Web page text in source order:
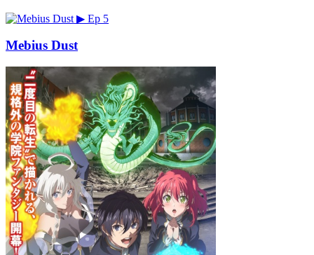
▶ Ep 5
Mebius Dust